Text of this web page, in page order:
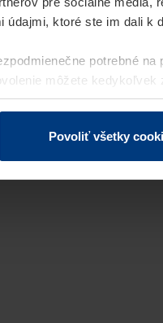
údajmi, ktoré ste im dali k
potrebné na
môžete kedykoľvek
našej webovej
Povoliť všetky